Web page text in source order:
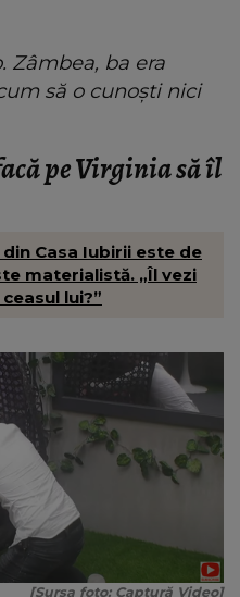
Zâmbea, ba era
să o cunoști nici
pe Virginia să îl
din Casa Iubirii este de
materialistă. „Îl vezi
lui?”
[Sursa foto: Captură Video]